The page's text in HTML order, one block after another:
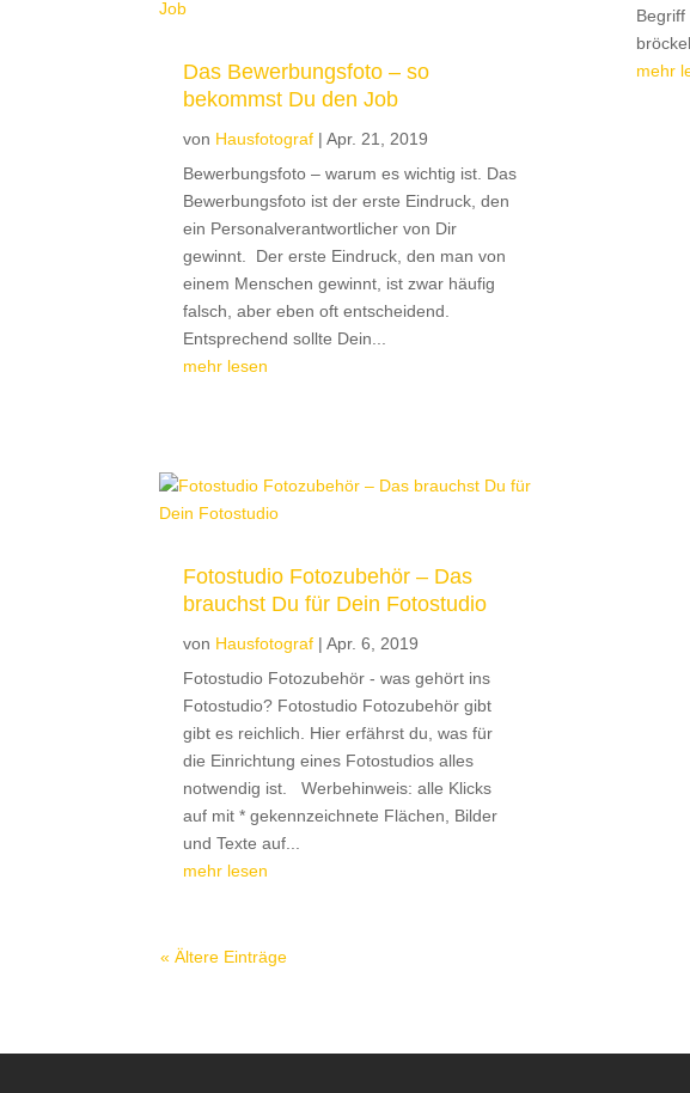
Das Bewerbungsfoto – so
bekommst Du den Job
von Hausfotograf |Apr. 21, 2019
Bewerbungsfoto – warum es wichtig ist. Das
Bewerbungsfoto ist der erste Eindruck, den
ein Personalverantwortlicher von Dir
gewinnt. Der erste Eindruck, den man von
einem Menschen gewinnt, ist zwar häufig
falsch, aber eben oft entscheidend.
Entsprechend sollte Dein...
mehr lesen
Fotostudio Fotozubehör – Das
brauchst Du für Dein Fotostudio
von Hausfotograf |Apr. 6, 2019
Fotostudio Fotozubehör - was gehört ins
Fotostudio? Fotostudio Fotozubehör gibt
gibt es reichlich. Hier erfährst du, was für
die Einrichtung eines Fotostudios alles
notwendig ist. Werbehinweis: alle Klicks
auf mit * gekennzeichnete Flächen, Bilder
und Texte auf...
mehr lesen
mehr
« Ältere Einträge